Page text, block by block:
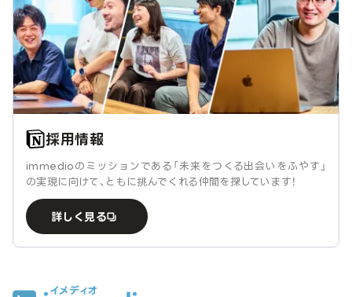
採用情報
immedioのミッションである「未来をつくる出会いをふやす」
の実現に向けて、ともに挑んでくれる仲間を探しています！
詳しく見る